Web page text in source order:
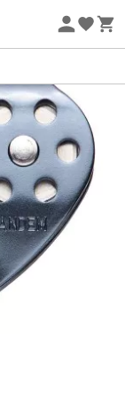
Øko-fremstillet
rebsving
til
en enestående
Uanset om
sving opfylde